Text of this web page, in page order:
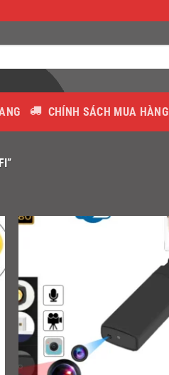
CHÍNH SÁCH MUA HÀNG